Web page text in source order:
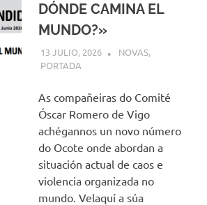
DÓNDE CAMINA EL
MUNDO?»
13 JULIO, 2026 COMUNIDADE
NOVAS,
PORTADA
As compañeiras do Comité
Óscar Romero de Vigo
achégannos un novo número
do Ocote onde abordan a
situación actual de caos e
violencia organizada no
mundo. Velaquí a súa